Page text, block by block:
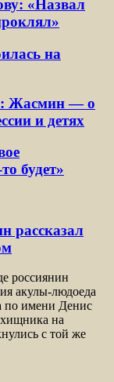
«Назвал
на
Жасмин — о
и детях
будет»
рассказал
россиянин
акулы-людоеда
по имени Денис
хищника на
с той же